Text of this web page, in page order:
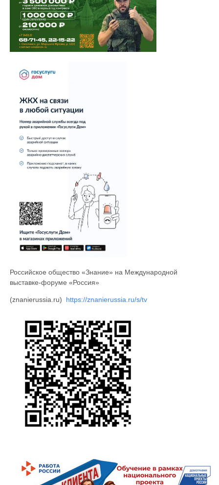
Российское общество «Знание» на Международной
выставке-форуме «Россия»
(znanierussia.ru) https://znanierussia.ru/s/tv